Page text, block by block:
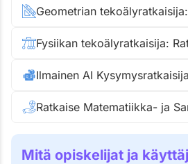
Ilmainen AI
Mitä opiskelijat ja